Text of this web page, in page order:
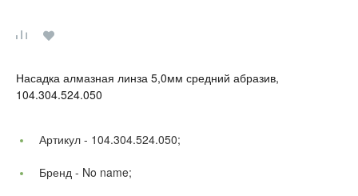
Насадка алмазная линза 5,0мм средний абразив,
104.304.524.050
Артикул - 104.304.524.050;
Бренд - No name;